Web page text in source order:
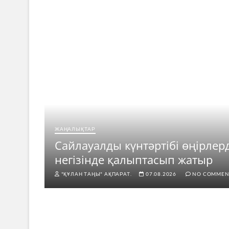
ЖАҢАЛЫҚТАР
Сайлауалды күнтәртібі
негізінде қалыптасып жатыр
"ҚҰЛАН ТАҢЫ" АҚПАРАТ. 07.08.2026 NO COMMENTS